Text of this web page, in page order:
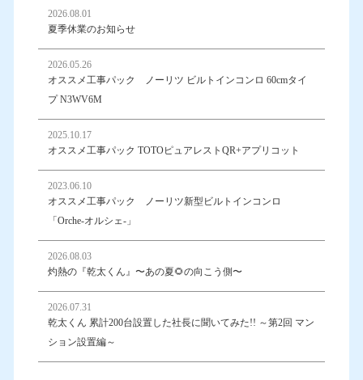
2026.08.01
夏季休業のお知らせ
2026.05.26
オススメ工事パック ノーリツ ビルトインコンロ 60cmタイ
プ N3WV6M
2025.10.17
オススメ工事パック TOTOピュアレストQR+アプリコット
2023.06.10
オススメ工事パック ノーリツ新型ビルトインコンロ
「Orche-オルシェ-」
2026.08.03
灼熱の『乾太くん』〜あの夏🌻の向こう側〜
2026.07.31
乾太くん 累計200台設置した社長に聞いてみた!! ～第2回 マン
ション設置編～